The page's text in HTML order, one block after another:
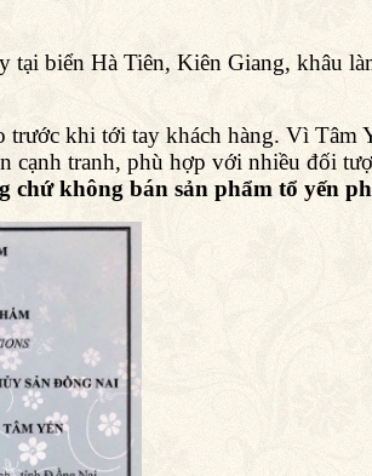
biển Hà Tiên, Kiên Giang, khâu
khi tới tay khách hàng. Vì Tâm
cạnh tranh, phù hợp với nhiều đối
chứ không bán sản phẩm tổ yến